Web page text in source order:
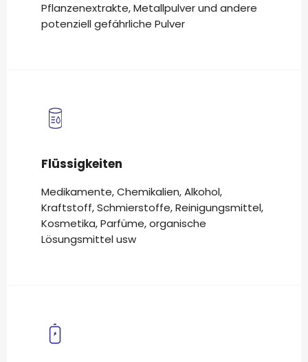
Pflanzenextrakte, Metallpulver und andere
potenziell gefährliche Pulver
Flüssigkeiten
Medikamente, Chemikalien, Alkohol,
Kraftstoff, Schmierstoffe, Reinigungsmittel,
Kosmetika, Parfüme, organische
Lösungsmittel usw